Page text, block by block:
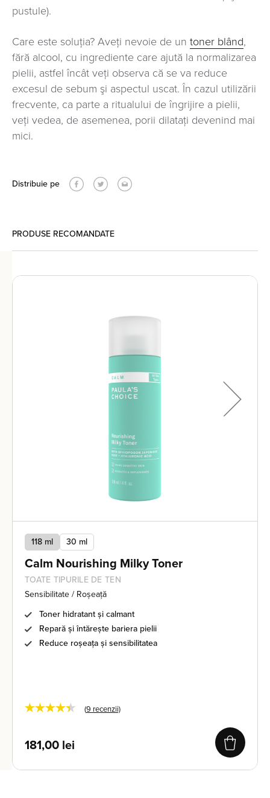
pustule).
Care este soluția? Aveţi nevoie de un toner blând,
fără alcool, cu ingrediente care ajută la normalizarea
pielii, astfel încât veți observa că se va reduce
excesul de sebum şi aspectul uscat. În cazul utilizării
frecvente, ca parte a ritualului de îngrijire a pielii,
veți vedea, de asemenea, porii dilataţi devenind mai
mici.
Distribuie pe
PRODUSE RECOMANDATE
118 ml 30 ml
Calm Nourishing Milky Toner
TOATE TIPURILE DE TEN
Sensibilitate / Roșeață
Toner hidratant și calmant
Repară și întărește bariera pielii
Reduce roșeața și sensibilitatea
★★★★★ (9 recenzii)
181,00 lei